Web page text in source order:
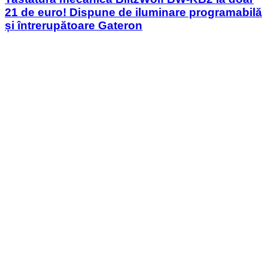
21 de euro! Dispune de iluminare programabilă
și întrerupătoare Gateron